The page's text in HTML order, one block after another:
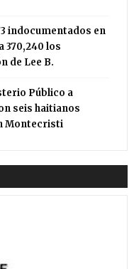
indocumentados en
370,240 los
de Lee B.
Público a
seis haitianos
Montecristi